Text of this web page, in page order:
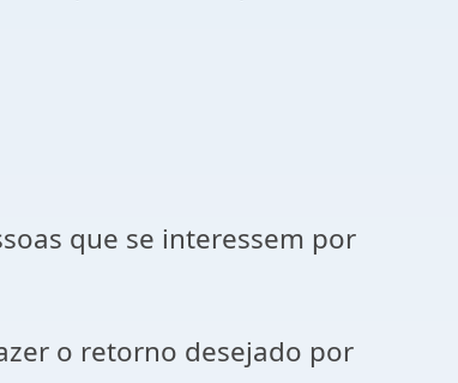
que se interessem por
o retorno desejado por